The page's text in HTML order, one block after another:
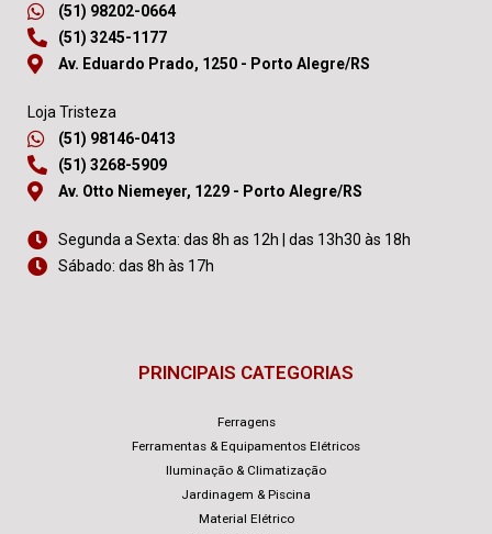
(51) 98202-0664
(51) 3245-1177
Av. Eduardo Prado, 1250 - Porto Alegre/RS
Loja Tristeza
(51) 98146-0413
(51) 3268-5909
Av. Otto Niemeyer, 1229 - Porto Alegre/RS
Segunda a Sexta: das 8h as 12h | das 13h30 às 18h
Sábado: das 8h às 17h
PRINCIPAIS CATEGORIAS
Ferragens
Ferramentas & Equipamentos Elétricos
Iluminação & Climatização
Jardinagem & Piscina
Material Elétrico